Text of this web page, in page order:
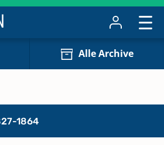
Alle Archive
1864